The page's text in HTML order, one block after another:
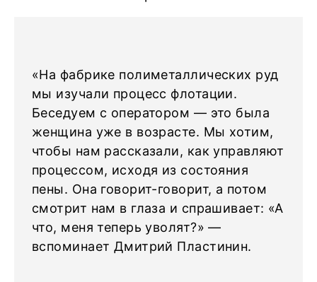
«На фабрике полиметаллических руд
мы изучали процесс флотации.
Беседуем с оператором — это была
женщина уже в возрасте. Мы хотим,
чтобы нам рассказали, как управляют
процессом, исходя из состояния
пены. Она говорит-говорит, а потом
смотрит нам в глаза и спрашивает: «А
что, меня теперь уволят?» —
вспоминает Дмитрий Пластинин.